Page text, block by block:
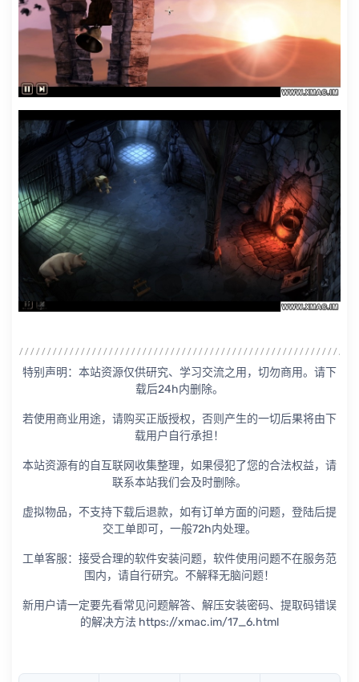
特别声明：本站资源仅供研究、学习交流之用，切勿商用。请下
载后24h内删除。
若使用商业用途，请购买正版授权，否则产生的一切后果将由下
载用户自行承担！
本站资源有的自互联网收集整理，如果侵犯了您的合法权益，请
联系本站我们会及时删除。
虚拟物品，不支持下载后退款，如有订单方面的问题，登陆后提
交工单即可，一般72h内处理。
工单客服：接受合理的软件安装问题，软件使用问题不在服务范
围内，请自行研究。不解释无脑问题！
新用户请一定要先看常见问题解答、解压安装密码、提取码错误
的解决方法 https://xmac.im/17_6.html